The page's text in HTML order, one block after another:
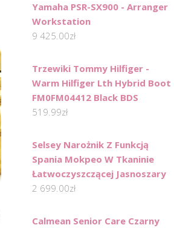
Yamaha PSR-SX900 - Arranger
Workstation
9 425.00zł
Trzewiki Tommy Hilfiger -
Warm Hilfiger Lth Hybrid Boot
FM0FM04412 Black BDS
519.99zł
Selsey Narożnik Z Funkcją
Spania Mokpeo W Tkaninie
Łatwoczyszczącej Jasnoszary
2 699.00zł
Calmean Senior Care Czarny